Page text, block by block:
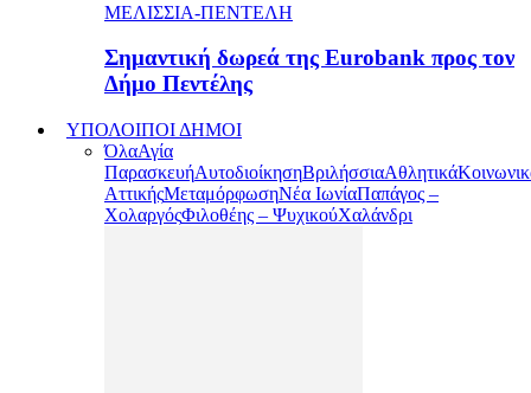
ΜΕΛΙΣΣΙΑ-ΠΕΝΤΕΛΗ
Σημαντική δωρεά της Eurobank προς τον
Δήμο Πεντέλης
ΥΠΟΛΟΙΠΟΙ ΔΗΜΟΙ
ΌλαΑγία
ΠαρασκευήΑυτοδιοίκησηΒριλήσσιαΑθλητικά
ΑττικήςΜεταμόρφωσηΝέα ΙωνίαΠαπάγος –
ΧολαργόςΦιλοθέης – ΨυχικούΧαλάνδρι